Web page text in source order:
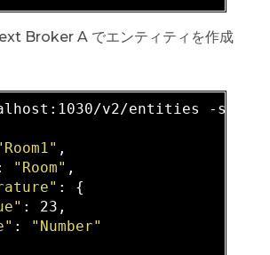
Broker A でエンティティを作成
v2/entities -s -S -
,
"Room" ,
: {
: 23,
:
"Number"